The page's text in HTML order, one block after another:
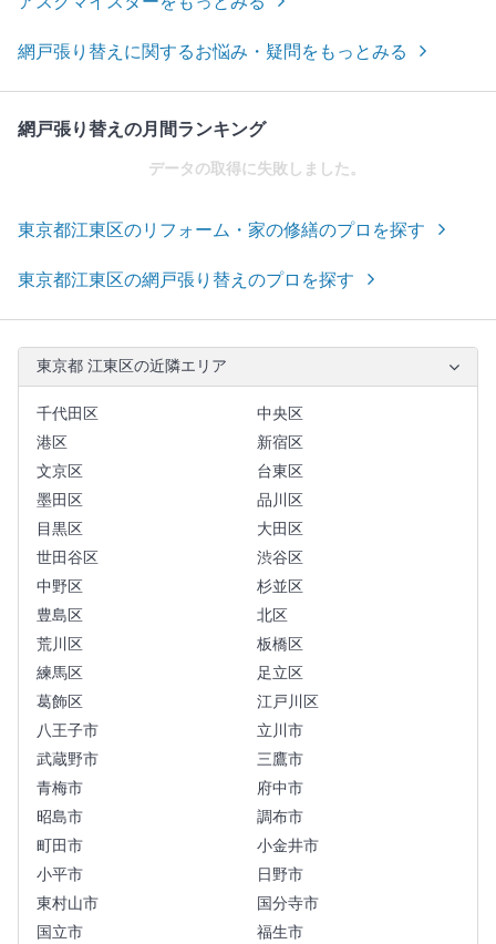
網戸張り替えに関するお悩み・疑問をもっとみる
網戸張り替えの月間ランキング
データの取得に失敗しました。
東京都江東区のリフォーム・家の修繕のプロを探す
東京都江東区の網戸張り替えのプロを探す
東京都 江東区の近隣エリア
千代田区
中央区
港区
新宿区
文京区
台東区
墨田区
品川区
目黒区
大田区
世田谷区
渋谷区
中野区
杉並区
豊島区
北区
荒川区
板橋区
練馬区
足立区
葛飾区
江戸川区
八王子市
立川市
武蔵野市
三鷹市
青梅市
府中市
昭島市
調布市
町田市
小金井市
小平市
日野市
東村山市
国分寺市
国立市
福生市